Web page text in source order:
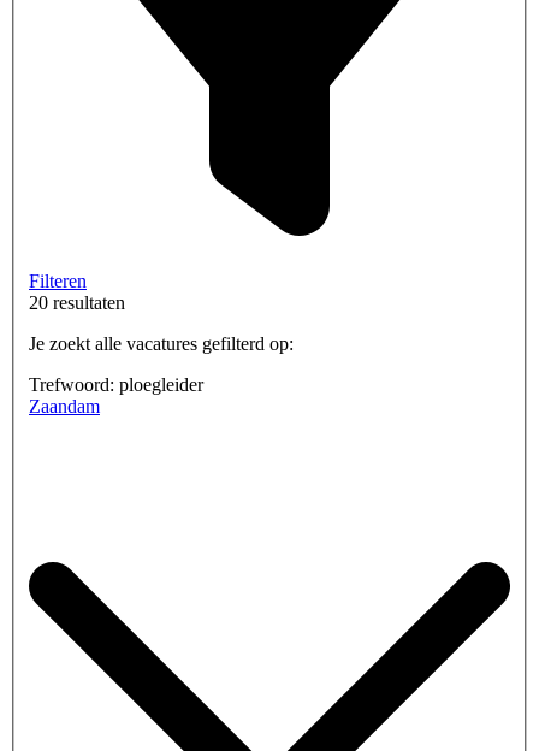
Filteren
20 resultaten
Je zoekt alle vacatures gefilterd op:
Trefwoord: ploegleider
Zaandam